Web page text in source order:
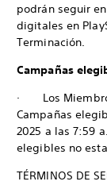
podrán seguir
digitales en
Terminación.
Campañas
· Los
Campañas
2025 a las 7:59
elegibles no
TÉRMINOS DE